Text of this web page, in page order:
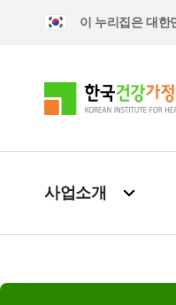
이 누리집은 대한
사업소개